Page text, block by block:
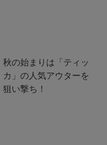
秋の始まりは「ティッ
カ」の人気アウターを
狙い撃ち！